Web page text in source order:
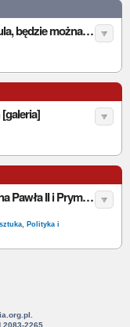
Lochy, w których przebywał Dracula, będzie można obejrzeć w Internecie.
Sejm dał 16 mln zł na Muzeum Jana Pawła II i Prymasa Wyszyńskiego w Warszawie
, Polityka i
2265.